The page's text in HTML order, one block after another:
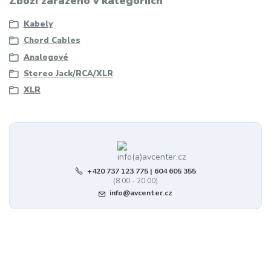
Kabely
Chord Cables
Analogové
Stereo Jack/RCA/XLR
XLR
+420 737 123 775 | 604 605 355
(8:00 - 20:00)
info@avcenter.cz